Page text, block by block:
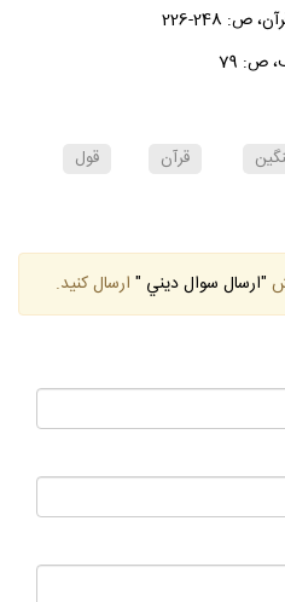
قرآن قول
"ارسال سوال ديني " ارسال كنيد.